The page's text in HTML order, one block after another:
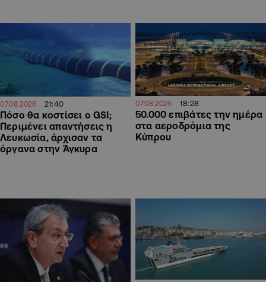
07.08.2026 21:40
Πόσο θα κοστίσει ο GSI;
Περιμένει απαντήσεις η
Λευκωσία, άρχισαν τα
όργανα στην Άγκυρα
07.08.2026 18:28
50.000 επιβάτες την ημέρα
στα αεροδρόμια της
Κύπρου